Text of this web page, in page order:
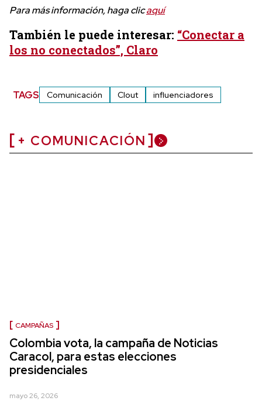
Para más información, haga clicaquí
También le puede interesar: “Conectar a
los no conectados”, Claro
TAGS Comunicación Clout influenciadores
+ COMUNICACIÓN
CAMPAÑAS
Colombia vota, la campaña de Noticias
Caracol, para estas elecciones
presidenciales
mayo 26, 2026